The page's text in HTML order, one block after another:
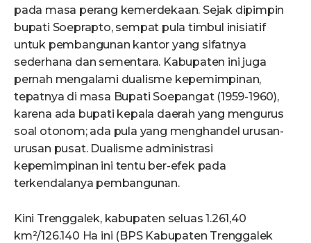
pada masa perang kemerdekaan. Sejak dipimpin
bupati Soeprapto, sempat pula timbul inisiatif
untuk pembangunan kantor yang sifatnya
sederhana dan sementara. Kabupaten ini juga
pernah mengalami dualisme kepemimpinan,
tepatnya di masa Bupati Soepangat (1959-1960),
karena ada bupati kepala daerah yang mengurus
soal otonom; ada pula yang menghandel urusan-
urusan pusat. Dualisme administrasi
kepemimpinan ini tentu ber-efek pada
terkendalanya pembangunan.
Kini Trenggalek, kabupaten seluas 1.261,40
km²/126.140 Ha ini (BPS Kabupaten Trenggalek